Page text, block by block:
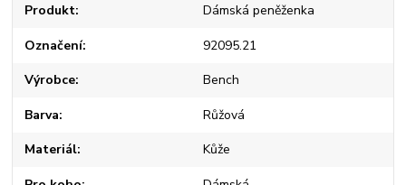
Produkt Dámská peněženka
Označení 92095.21
Výrobce Bench
Barva Růžová
Materiál Kůže